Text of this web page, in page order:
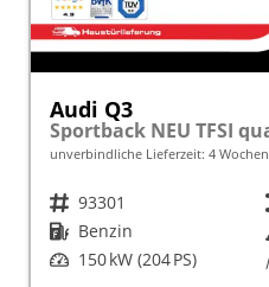
Audi Q3
unverbindliche Lieferzeit: 4 Wochen
Fahrzeugnr. 93301
Kraftstoff Benzin
Leistung 150 kW (204 PS)